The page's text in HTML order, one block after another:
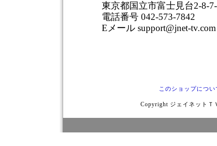
東京都国立市富士見台2-8-
電話番号 042-573-7842
Eメール support@jnet-tv.com
このショップについ
Copyright ジェイネットＴ